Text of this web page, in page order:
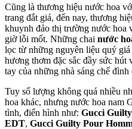
Cũng là thương hiệu nước hoa
trang đắt giá, đến nay, thương
khuynh đảo thị trường nước hoa
giờ lỗi mốt. Những chai nước
lọc từ những nguyên liệu quý
hương thơm đặc sắc đầy sức hút
tay của những nhà sáng chế đình
Tuy số lượng không quá nhiều
hoa khác, nhưng nước hoa nam
tình, điển hình như: Gucci
EDT, Gucci Guilty Pour